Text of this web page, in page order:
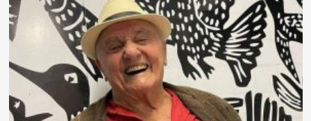
Império
do
Gramacho
promove
um
concurso
de
samba